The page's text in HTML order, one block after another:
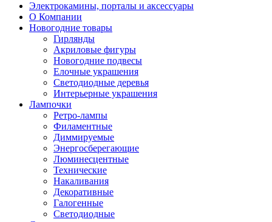
Электрокамины, порталы и аксессуары
О Компании
Новогодние товары
Гирлянды
Акриловые фигуры
Новогодние подвесы
Елочные украшения
Светодиодные деревья
Интерьерные украшения
Лампочки
Ретро-лампы
Филаментные
Диммируемые
Энергосберегающие
Люминесцентные
Технические
Накаливания
Декоративные
Галогенные
Светодиодные